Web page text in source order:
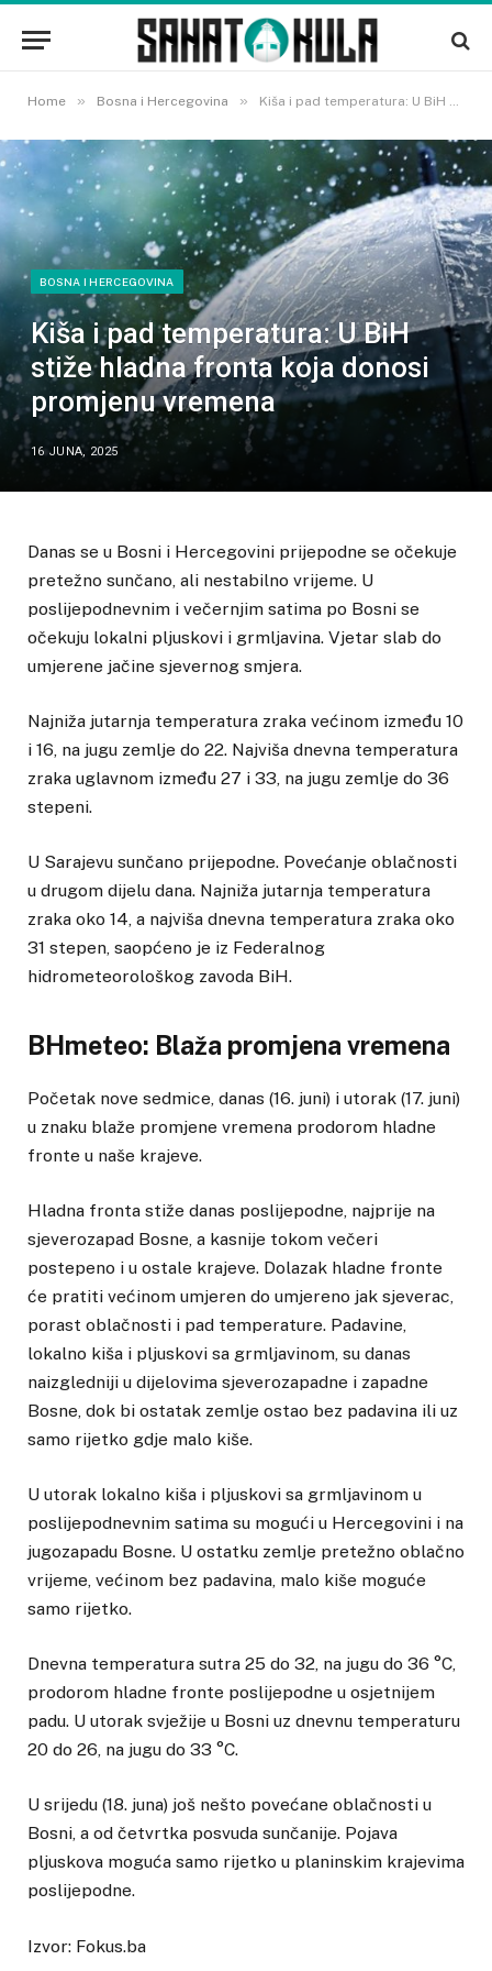
Home » Bosna i Hercegovina » Kiša i pad temperatura: U BiH stiže hladna fronta koja donosi promjenu vremena
BOSNA I HERCEGOVINA
Kiša i pad temperatura: U BiH
stiže hladna fronta koja donosi
promjenu vremena
16 JUNA, 2025
Danas se u Bosni i Hercegovini prijepodne se očekuje
pretežno sunčano, ali nestabilno vrijeme. U
poslijepodnevnim i večernjim satima po Bosni se
očekuju lokalni pljuskovi i grmljavina. Vjetar slab do
umjerene jačine sjevernog smjera.
Najniža jutarnja temperatura zraka većinom između 10
i 16, na jugu zemlje do 22. Najviša dnevna temperatura
zraka uglavnom između 27 i 33, na jugu zemlje do 36
stepeni.
U Sarajevu sunčano prijepodne. Povećanje oblačnosti
u drugom dijelu dana. Najniža jutarnja temperatura
zraka oko 14, a najviša dnevna temperatura zraka oko
31 stepen, saopćeno je iz Federalnog
hidrometeorološkog zavoda BiH.
BHmeteo: Blaža promjena vremena
Početak nove sedmice, danas (16. juni) i utorak (17. juni)
u znaku blaže promjene vremena prodorom hladne
fronte u naše krajeve.
Hladna fronta stiže danas poslijepodne, najprije na
sjeverozapad Bosne, a kasnije tokom večeri
postepeno i u ostale krajeve. Dolazak hladne fronte
će pratiti većinom umjeren do umjereno jak sjeverac,
porast oblačnosti i pad temperature. Padavine,
lokalno kiša i pljuskovi sa grmljavinom, su danas
naizgledniji u dijelovima sjeverozapadne i zapadne
Bosne, dok bi ostatak zemlje ostao bez padavina ili uz
samo rijetko gdje malo kiše.
U utorak lokalno kiša i pljuskovi sa grmljavinom u
poslijepodnevnim satima su mogući u Hercegovini i na
jugozapadu Bosne. U ostatku zemlje pretežno oblačno
vrijeme, većinom bez padavina, malo kiše moguće
samo rijetko.
Dnevna temperatura sutra 25 do 32, na jugu do 36 °C,
prodorom hladne fronte poslijepodne u osjetnijem
padu. U utorak svježije u Bosni uz dnevnu temperaturu
20 do 26, na jugu do 33 °C.
U srijedu (18. juna) još nešto povećane oblačnosti u
Bosni, a od četvrtka posvuda sunčanije. Pojava
pljuskova moguća samo rijetko u planinskim krajevima
poslijepodne.
Izvor: Fokus.ba